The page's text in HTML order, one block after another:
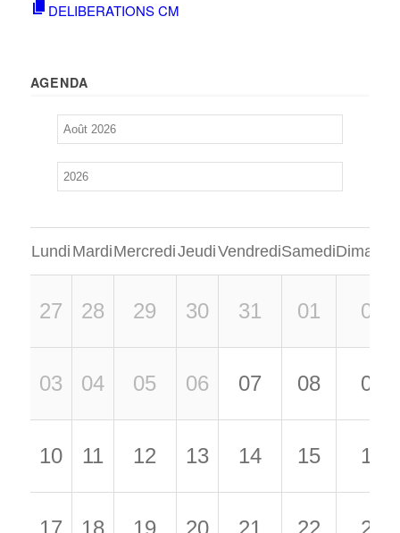
DELIBERATIONS CM
AGENDA
Lundi MardiMercrediJeudiVendrediSamedi
27 28 29 30 31 01 02
03 04 05 06 07 08 09
10 11 12 13 14 15 16